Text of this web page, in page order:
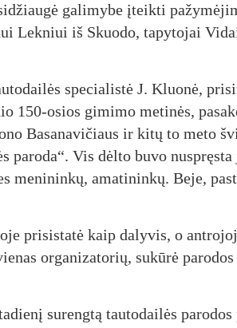
ga­li­my­be įteik­ti
Lek­niui iš Skuo­do, ta­py­to­jai
spe­cia­lis­tė J. Kluo­nė,
150-osios gi­mi­mo me­ti­nės,
Ba­sa­na­vi­čiaus ir ki­tų to me­to
Vis dėl­to bu­vo
ama­ti­nin­kų. Be­je,
pri­si­sta­tė kaip da­ly­vis, o
or­ga­ni­za­to­rių, su­kū­rė
su­reng­tą tau­to­dai­lės